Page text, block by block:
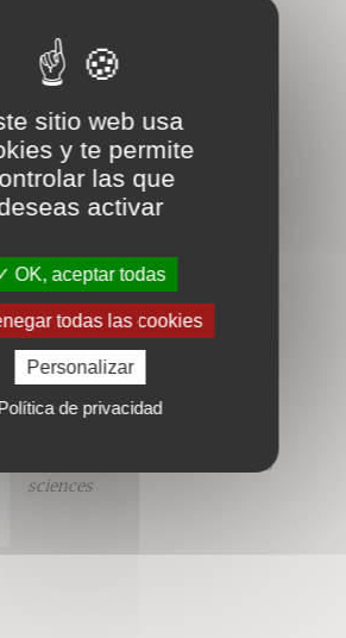
La science des coeurs et de la
nature
Pierre Perrier de l'académie des
Pierre Perrier de l'académie des
sciences
Pierre Perrier de l'académie des
sciences
sitio web usa
y te permite
las que
activar
OK, aceptar todas
todas las cookies
Personalizar
de privacidad